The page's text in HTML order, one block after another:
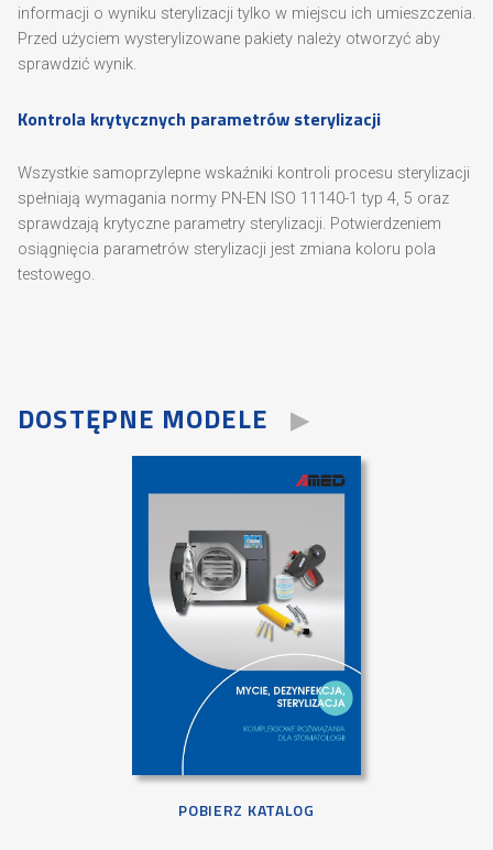
POBIERZ KATALOG
informacji o wyniku sterylizacji tylko w miejscu ich umieszczenia.
Przed użyciem wysterylizowane pakiety należy otworzyć aby
sprawdzić wynik.
Kontrola krytycznych parametrów sterylizacji
Wszystkie samoprzylepne wskaźniki kontroli procesu sterylizacji
spełniają wymagania normy PN-EN ISO 11140-1 typ 4, 5 oraz
sprawdzają krytyczne parametry sterylizacji. Potwierdzeniem
osiągnięcia parametrów sterylizacji jest zmiana koloru pola
testowego.
DOSTĘPNE MODELE